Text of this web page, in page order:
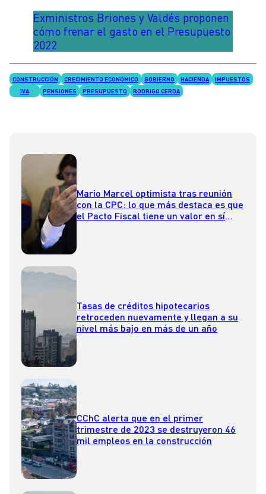
Exministros Briones y Valdés proponen
cómo frenar el gasto en el Presupuesto
2022
CONSTRUCCIÓN CRECIMIENTO ECONÓMICO GOBIERNO HACIENDA
IMPUESTOS
IVA
PENSIONES PRESUPUESTO RODRIGO CERDA
Mario Marcel optimista tras reunión
con la CPC: lo que más destaca es que
el Pacto Fiscal tiene un valor en sí
Tasas de créditos hipotecarios
retroceden nuevamente y llegan a su
nivel más bajo en más de un año
CChC alerta que en el primer
trimestre de 2023 se destruyeron 46
mil empleos en la construcción